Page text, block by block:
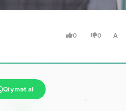
0 0 A
Qiymət al